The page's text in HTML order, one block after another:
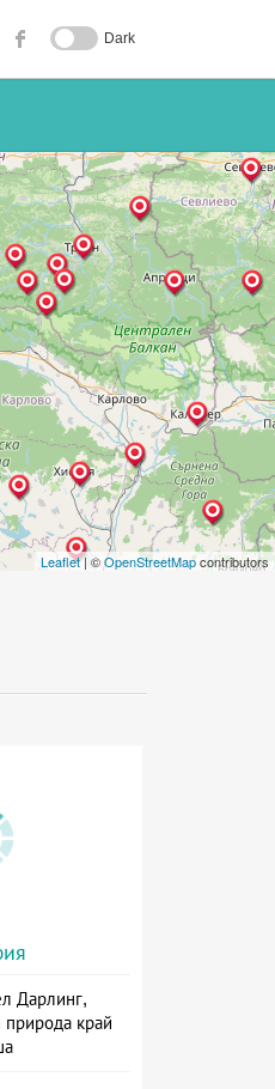
Dark
Leaflet| ©OpenStreetMapcontributors
Дарлинг,
край